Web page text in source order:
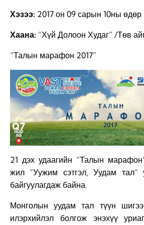
Хэзээ: 2017 он 09 сарын 10ны өдөр
Хаана: “Хүй Долоон Худаг” /Төв
“Талын марафон 2017”
21 дэх удаагийн “Талын
жил “Уужим сэтгэл, Уудам тал”
байгуулагдаж байна.
Монголын уудам тал түүн
илэрхийлэл болгож энэхүү